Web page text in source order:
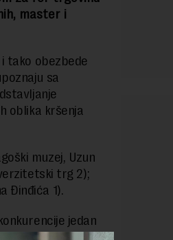
master i
i tako obezbede
sa
oblika kršenja
muzej, Uzun
trg 2);
Đinđića 1).
jedan
da se što više